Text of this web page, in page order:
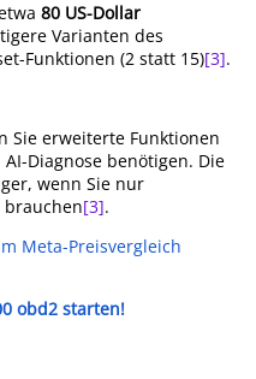
80 US-Dollar
Varianten des
Funktionen (2 statt 15)[3].
Sie erweiterte Funktionen
Diagnose benötigen. Die
wenn Sie nur
brauchen[3].
Meta-Preisvergleich
obd2 starten!